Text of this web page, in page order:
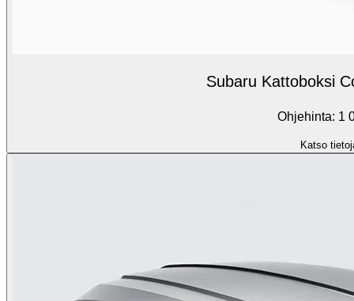
Subaru Kattoboksi
Ohjehinta: 1
Katso